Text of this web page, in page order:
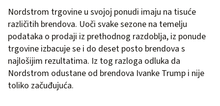
Nordstrom trgovine u svojoj ponudi imaju na tisuće
različitih brendova. Uoči svake sezone na temelju
podataka o prodaji iz prethodnog razdoblja, iz ponude
trgovine izbacuje se i do deset posto brendova s
najlošijim rezultatima. Iz tog razloga odluka da
Nordstrom odustane od brendova Ivanke Trump i nije
toliko začuđujuća.